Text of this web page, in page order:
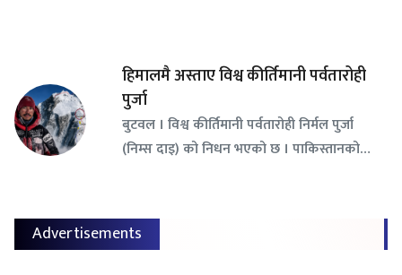
हिमालमै अस्ताए विश्व कीर्तिमानी पर्वतारोही
पुर्जा
बुटवल । विश्व कीर्तिमानी पर्वतारोही निर्मल पुर्जा
(निम्स दाइ) को निधन भएको छ । पाकिस्तानको…
Advertisements